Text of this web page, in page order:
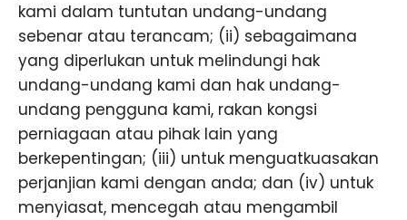
kami dalam tuntutan undang-undang
sebenar atau terancam; (ii) sebagaimana
yang diperlukan untuk melindungi hak
undang-undang kami dan hak undang-
undang pengguna kami, rakan kongsi
perniagaan atau pihak lain yang
berkepentingan; (iii) untuk menguatkuasakan
perjanjian kami dengan anda; dan (iv) untuk
menyiasat, mencegah atau mengambil